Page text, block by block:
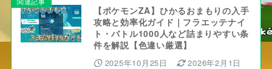
【ポケモンZA】ひかるおまもりの入手
攻略と効率化ガイド｜フラエッテナイ
ト・バトル1000人など詰まりやすい条
件を解説【色違い厳選】
2025年10月25日 2026年2月1日